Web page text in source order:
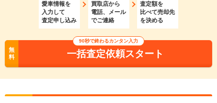
愛車情報を
入力して
査定申し込み
買取店から
電話、メール
でご連絡
査定額を
比べて売却先
を決める
無
料
90秒で終わるカンタン入力
一括査定依頼スタート